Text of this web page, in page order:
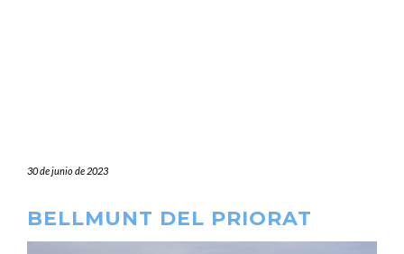
30 de junio de 2023
BELLMUNT DEL PRIORAT